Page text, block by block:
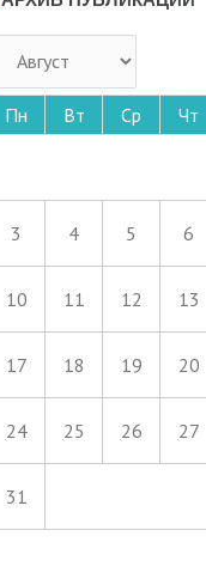
Пн Вт Ср Чт
3 4 5 6
10 11 12 13
17 18 19 20
24 25 26 27
31